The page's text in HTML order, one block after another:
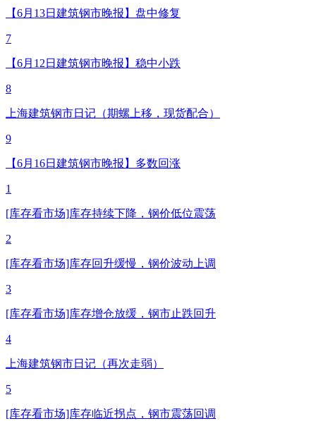
【6月13日建筑钢市晚报】盘中修复
7
【6月12日建筑钢市晚报】稳中小跌
8
上海建筑钢市日记（期螺上移，现货配合）
9
【6月16日建筑钢市晚报】多数回涨
1
[库存看市场]库存持续下降，钢价低位震荡
2
[库存看市场]库存回升缓慢，钢价波动上调
3
[库存看市场]库存增仓放缓，钢市止跌回升
4
上海建筑钢市日记（再次走弱）
5
[库存看市场]库存临近拐点，钢市震荡回调